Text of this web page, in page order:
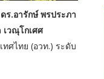
ดร.อารักษ์ พรประภา
วณุโกเศศ
ศไทย (อวท.) ระดับ